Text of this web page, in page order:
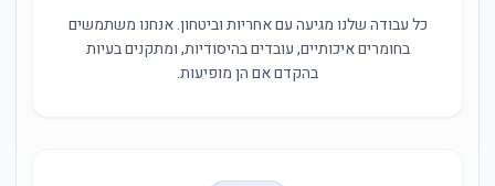
כל עבודה שלנו מגיעה עם אחריות וביטחון. אנחנו משתמשים
בחומרים איכותיים, עובדים בהיסודיות, ומתקנים בעיות
בהקדם אם הן מופיעות.